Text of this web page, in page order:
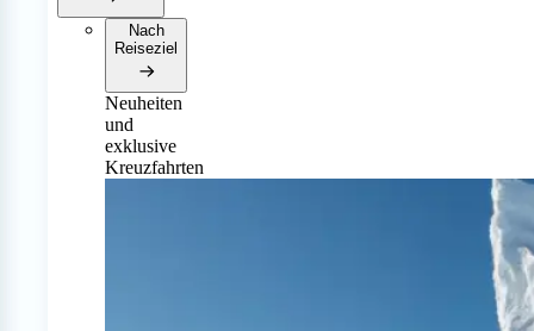
Nach
Reiseziel
Neuheiten
und
exklusive
Kreuzfahrten